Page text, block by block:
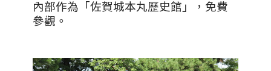
內部作為「佐賀城本丸歷史館」，免費
參觀。